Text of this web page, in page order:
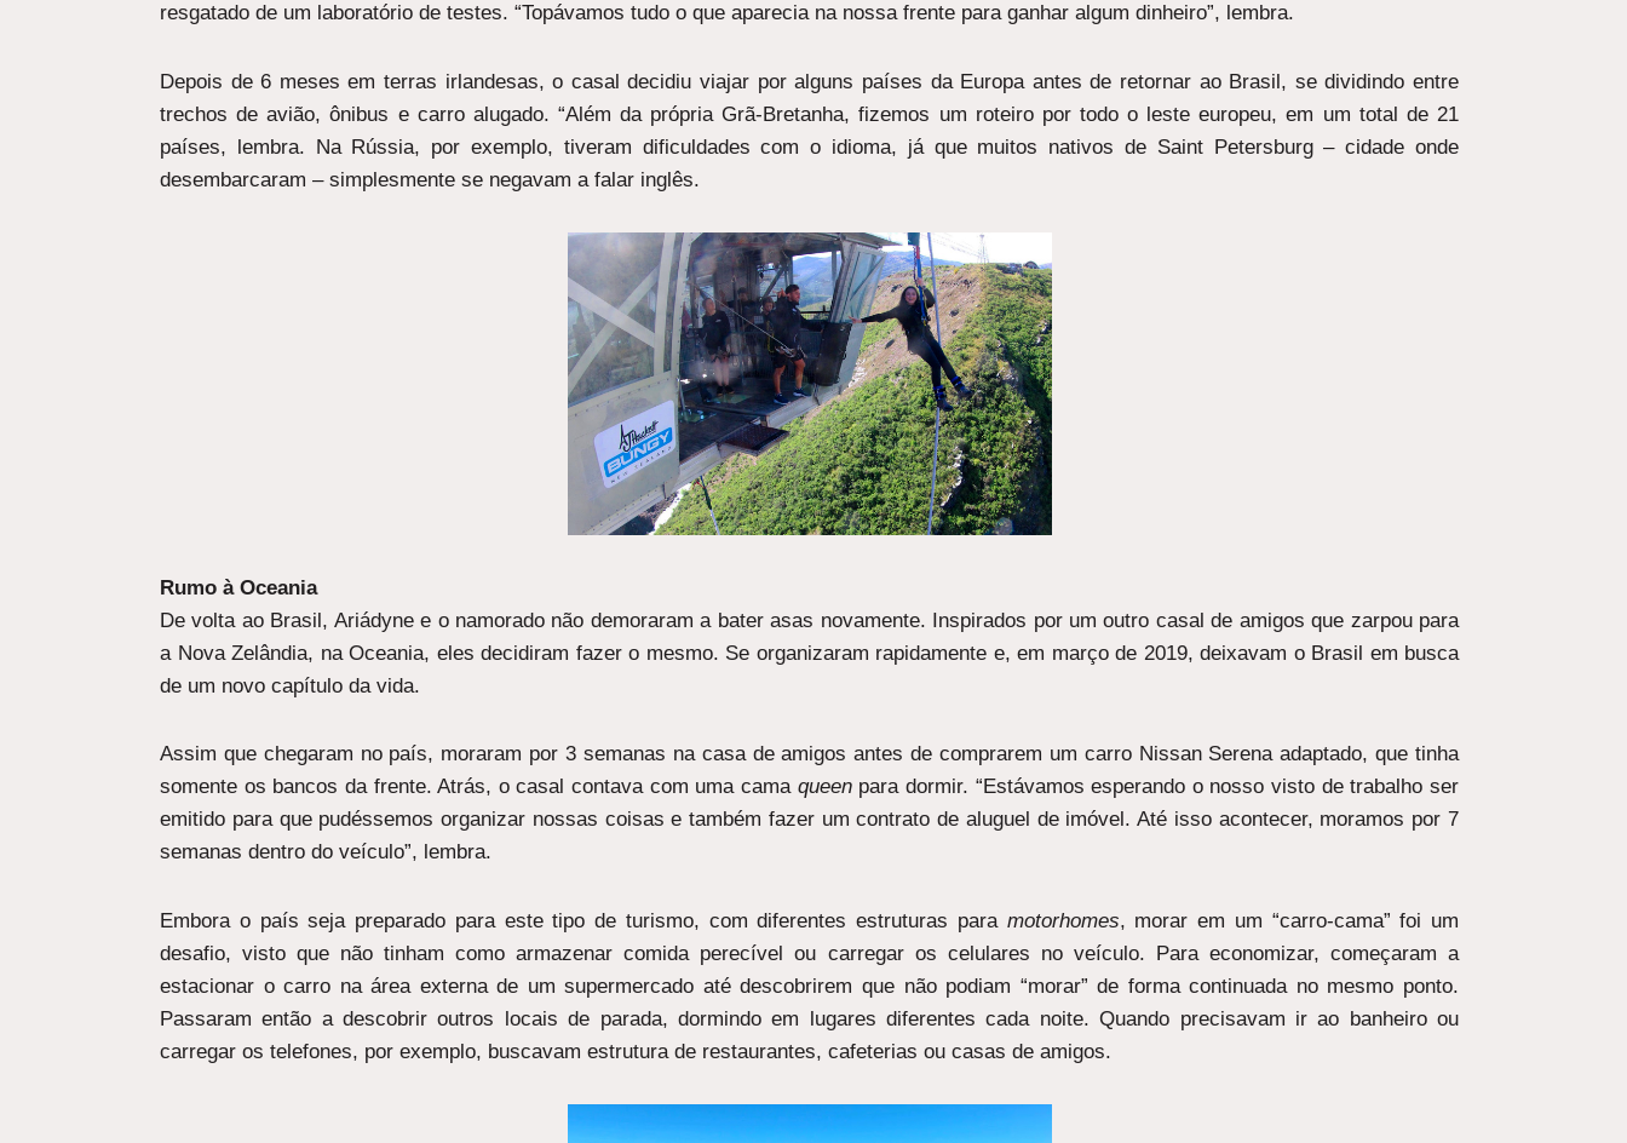
resgatado de um laboratório de testes. “Topávamos tudo o que aparecia na nossa frente para ganhar algum dinheiro”, lembra.
Depois de 6 meses em terras irlandesas, o casal decidiu viajar por alguns países da Europa antes de retornar ao Brasil, se dividindo entre
trechos de avião, ônibus e carro alugado. “Além da própria Grã-Bretanha, fizemos um roteiro por todo o leste europeu, em um total de 21
países, lembra. Na Rússia, por exemplo, tiveram dificuldades com o idioma, já que muitos nativos de Saint Petersburg – cidade onde
desembarcaram – simplesmente se negavam a falar inglês.
Rumo à Oceania
De volta ao Brasil, Ariádyne e o namorado não demoraram a bater asas novamente. Inspirados por um outro casal de amigos que zarpou para
a Nova Zelândia, na Oceania, eles decidiram fazer o mesmo. Se organizaram rapidamente e, em março de 2019, deixavam o Brasil em busca
de um novo capítulo da vida.
Assim que chegaram no país, moraram por 3 semanas na casa de amigos antes de comprarem um carro Nissan Serena adaptado, que tinha
somente os bancos da frente. Atrás, o casal contava com uma cama queenpara dormir. “Estávamos esperando o nosso visto de trabalho ser
emitido para que pudéssemos organizar nossas coisas e também fazer um contrato de aluguel de imóvel. Até isso acontecer, moramos por 7
semanas dentro do veículo”, lembra.
Embora o país seja preparado para este tipo de turismo, com diferentes estruturas para motorhomes, morar em um “carro-cama” foi um
desafio, visto que não tinham como armazenar comida perecível ou carregar os celulares no veículo. Para economizar, começaram a
estacionar o carro na área externa de um supermercado até descobrirem que não podiam “morar” de forma continuada no mesmo ponto.
Passaram então a descobrir outros locais de parada, dormindo em lugares diferentes cada noite. Quando precisavam ir ao banheiro ou
carregar os telefones, por exemplo, buscavam estrutura de restaurantes, cafeterias ou casas de amigos.